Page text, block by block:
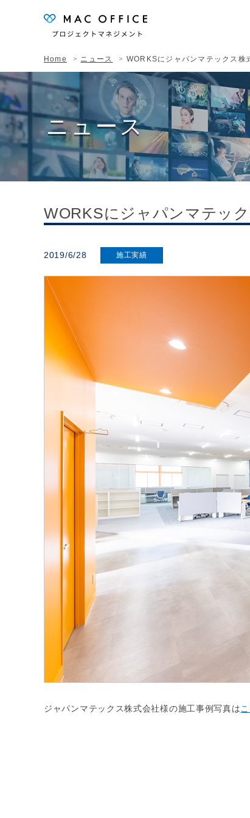
Home ニュース WORKSにジャパンマテックス株
ニュース
WORKSにジャパンマテッ
2019/6/28 施工実績
ジャパンマテックス株式会社様の施工事例写真は